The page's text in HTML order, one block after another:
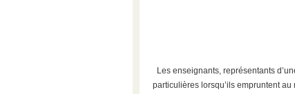
Les enseignants, représentants
particulières lorsqu’ils empruntent